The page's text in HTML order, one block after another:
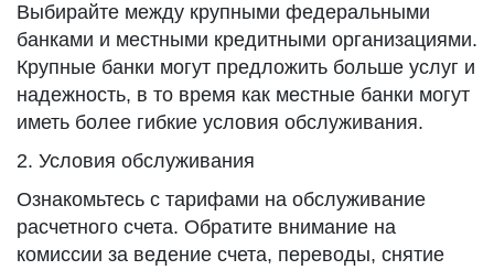
Выбирайте между крупными федеральными
банками и местными кредитными организациями.
Крупные банки могут предложить больше услуг и
надежность, в то время как местные банки могут
иметь более гибкие условия обслуживания.
2. Условия обслуживания
Ознакомьтесь с тарифами на обслуживание
расчетного счета. Обратите внимание на
комиссии за ведение счета, переводы, снятие